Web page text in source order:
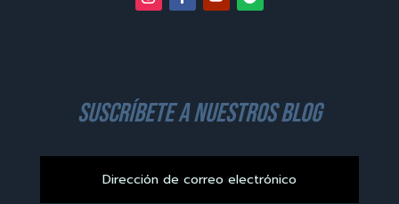
suscríbete a nuestros blog